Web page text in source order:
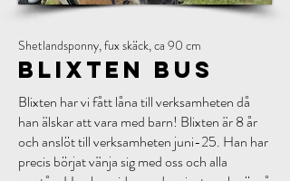
Shetlandsponny, fux skäck, ca 90 cm
Blixten BUs
Blixten har vi fått låna till verksamheten då
han älskar att vara med barn! Blixten är 8 år
och anslöt till verksamheten juni-25. Han har
precis börjat vänja sig med oss och alla